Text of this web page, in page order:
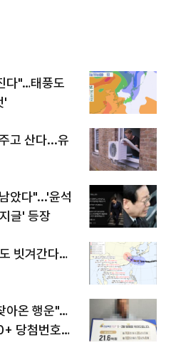
다"…태풍도
'
고 산다...유
았다"...'윤석
글' 등장
빗겨간다…
아온 행운"…
당첨번호조